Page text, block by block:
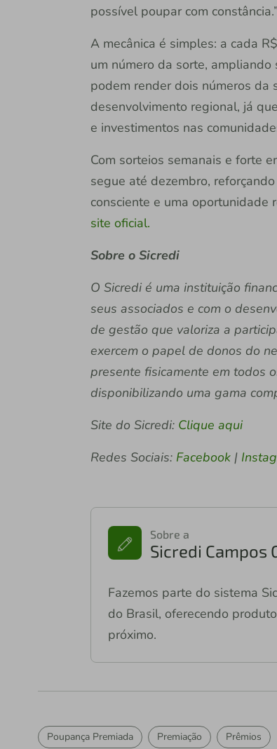
possível poupar com constância.”
A mecânica é simples: a cada
um número da sorte,
podem render dois números da
desenvolvimento regional, já
e investimentos nas
Com sorteios semanais e forte
segue até dezembro,
consciente e uma oportunidade
site oficial.
Sobre o Sicredi
O Sicredi é uma instituição
seus associados e com o
de gestão que valoriza a
exercem o papel de donos do
presente fisicamente em todos
disponibilizando uma gama
Site do Sicredi: Clique aqui
Redes Sociais: Facebook |
Sobre a
Sicredi Campos
Fazemos parte do sistema
do Brasil, oferecendo
próximo.
Poupança Premiada Premiação Prêmios